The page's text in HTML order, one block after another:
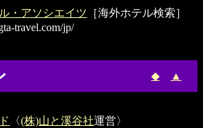
・アソシエイツ ［海外ホテル検索］
travel.com/jp/
◆ ▲
〈(株)山と溪谷社運営〉